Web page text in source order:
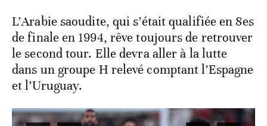
L’Arabie saoudite, qui s’était qualifiée en 8es
de finale en 1994, rêve toujours de retrouver
le second tour. Elle devra aller à la lutte
dans un groupe H relevé comptant l’Espagne
et l’Uruguay.